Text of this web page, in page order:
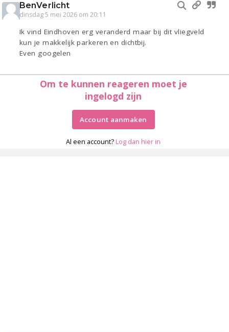
BenVerlicht
dinsdag 5 mei 2026 om 20:11
Ik vind Eindhoven erg veranderd maar bij dit vliegveld
kun je makkelijk parkeren en dichtbij.
Even googelen
Om te kunnen reageren moet je
ingelogd zijn
Account aanmaken
Al een account? Log dan hier in